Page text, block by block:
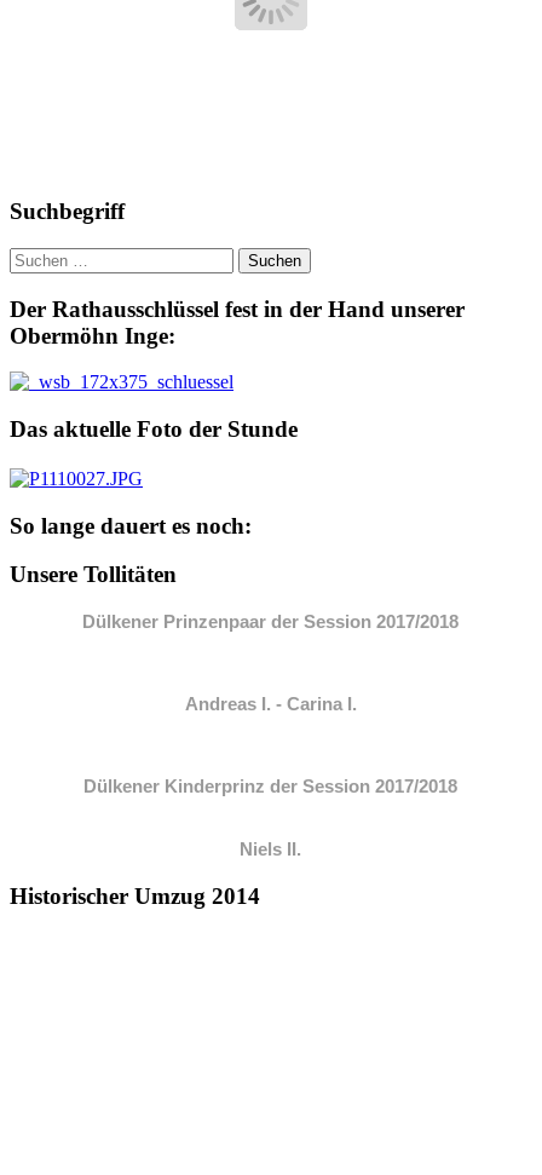
Suchbegriff
Suchen
nach:
Der Rathausschlüssel fest in der Hand unserer
Obermöhn Inge:
Das aktuelle Foto der Stunde
So lange dauert es noch:
Unsere Tollitäten
Dülkener Prinzenpaar der Session 2017/2018
Andreas I. - Carina I.
Dülkener Kinderprinz der Session 2017/2018
Niels II.
Historischer Umzug 2014